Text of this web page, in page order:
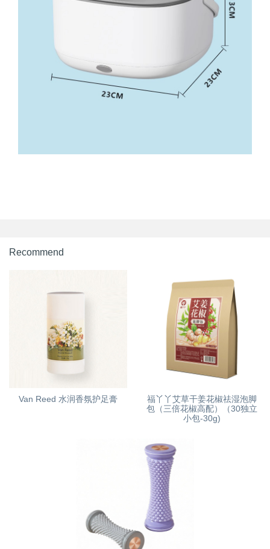
Recommend
Van Reed 水润香氛护足膏
福丫丫艾草干姜花椒祛湿泡脚
包（三倍花椒高配）（30独立
小包-30g)